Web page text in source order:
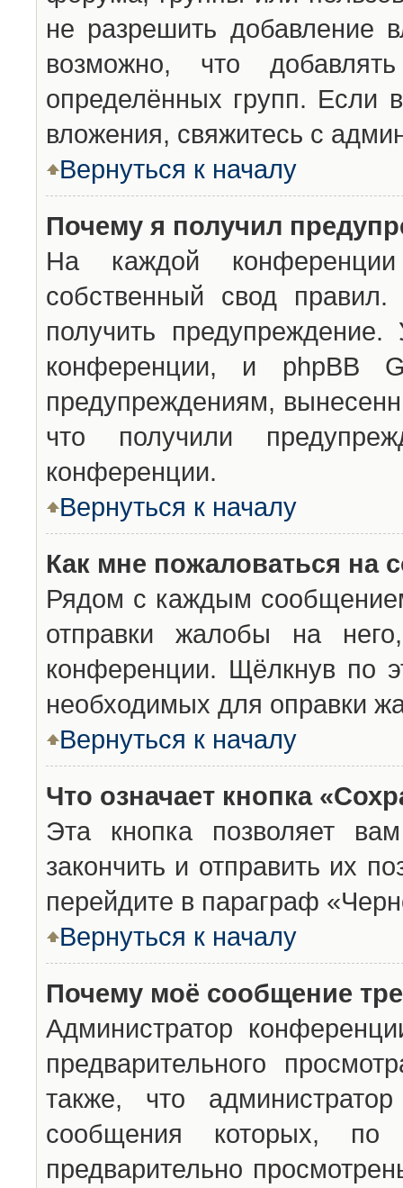
не разрешить добавление
возможно, что
определённых групп. Если
вложения, свяжитесь с
Вернуться к началу
Почему я получил
На каждой конференции
собственный свод
получить
конференции, и phpBB
предупреждениям,
что получили
конференции.
Вернуться к началу
Как мне пожаловаться на
Рядом с каждым
отправки жалобы на
конференции. Щёлкнув по
необходимых для оправки
Вернуться к началу
Что означает кнопка
Эта кнопка позволяет
закончить и отправить их
перейдите в параграф
Вернуться к началу
Почему моё сообщение
Администратор
предварительного
также, что
сообщения которых,
предварительно